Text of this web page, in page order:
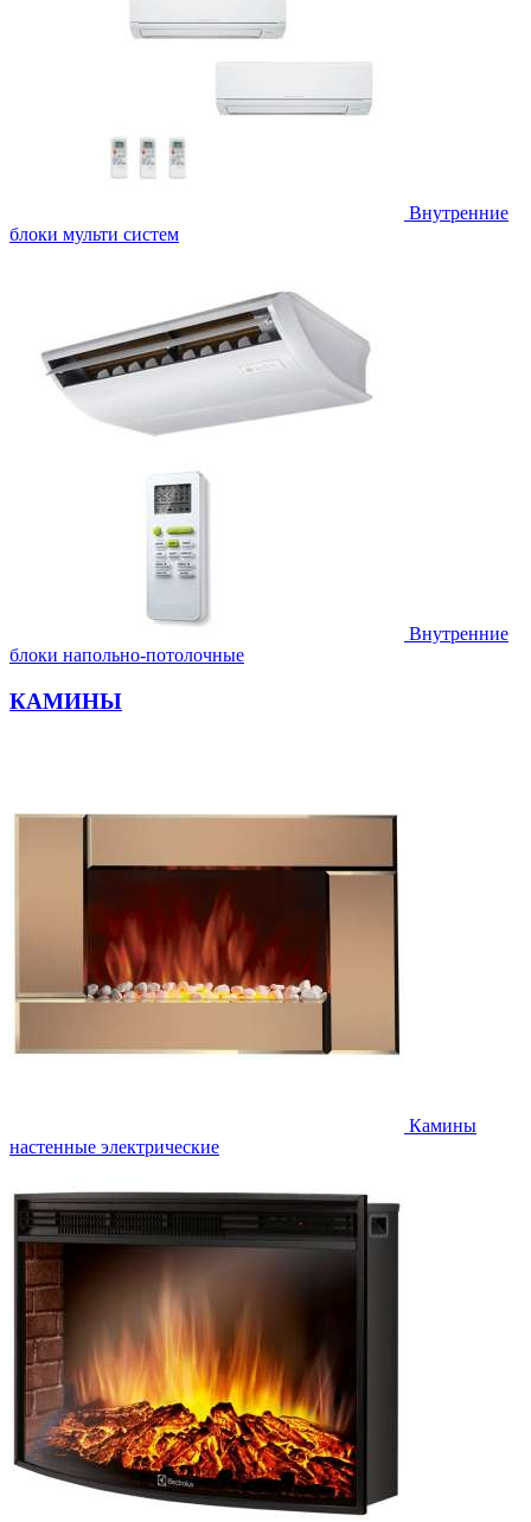
Внутренние
блоки мульти систем
Внутренние
блоки напольно-потолочные
КАМИНЫ
Камины
настенные электрические